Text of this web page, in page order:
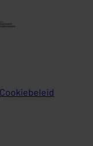
Cookiebeleid